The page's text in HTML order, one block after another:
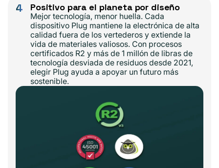
4 Positivo para el planeta por diseño
Mejor tecnología, menor huella. Cada
dispositivo Plug mantiene la electrónica de alta
calidad fuera de los vertederos y extiende la
vida de materiales valiosos. Con procesos
certificados R2 y más de 1 millón de libras de
tecnología desviada de residuos desde 2021,
elegir Plug ayuda a apoyar un futuro más
sostenible.